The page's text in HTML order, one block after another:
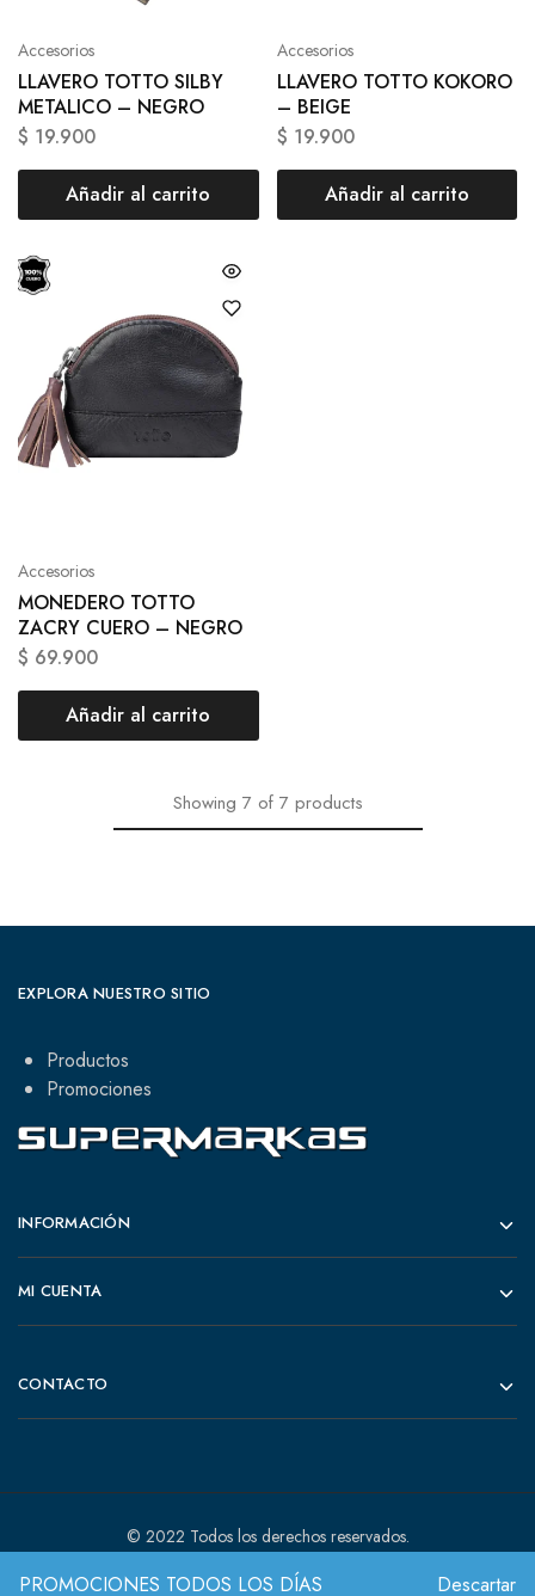
PROMOCIONES TODOS LOS DÍAS Descartar
Accesorios
LLAVERO TOTTO SILBY
METALICO – NEGRO
$ 19.900
Añadir al carrito
Accesorios
LLAVERO TOTTO KOKORO
– BEIGE
$ 19.900
Añadir al carrito
Accesorios
MONEDERO TOTTO
ZACRY CUERO – NEGRO
$ 69.900
Añadir al carrito
Showing 7 of 7 products
EXPLORA NUESTRO SITIO
Productos
Promociones
INFORMACIÓN
MI CUENTA
CONTACTO
© 2022 Todos los derechos reservados.